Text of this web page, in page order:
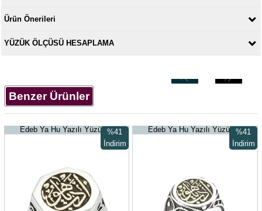
Ürün Önerileri
YÜZÜK ÖLÇÜSÜ HESAPLAMA
Benzer Ürünler
Edeb Ya Hu Yazılı Yüzükler%41
İndirim
Edeb Ya Hu Yazılı Yüzükler%41
İndirim
‹ ›